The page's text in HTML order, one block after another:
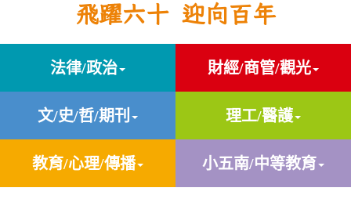
飛躍六十 迎向百年
法律/政治 財經/商管/觀光
文/史/哲/期刊 理工/醫護
教育/心理/傳播 小五南/中等教育